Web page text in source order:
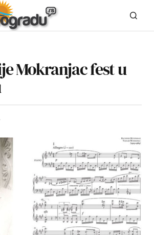
Mokranjac fest u